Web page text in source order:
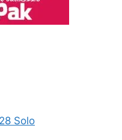
Solo